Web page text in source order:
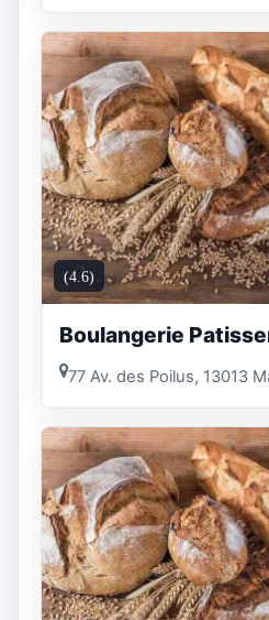
(4.6)
Boulangerie
77 Av. des Poilus, 13013